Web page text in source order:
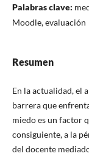
Palabras clave:
Moodle, evaluación
Resumen
En la actualidad, el
barrera que
miedo es un factor
consiguiente, a la
del docente